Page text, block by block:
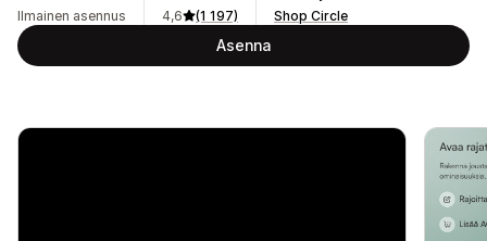
Ilmainen asennus
4,6
(1 197)
Shop Circle
Asenna